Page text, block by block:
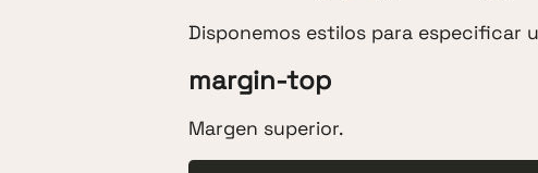
Disponemos estilos para especificar
margin-top
Margen superior.